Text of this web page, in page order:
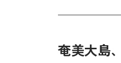
奄美大島